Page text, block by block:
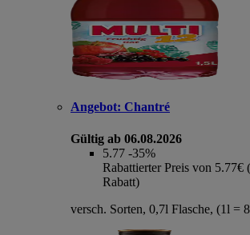
Angebot: Chantré
Gültig ab 06.08.2026
5.77 -35%
Rabattierter Preis von 5.77€
Rabatt)
versch. Sorten, 0,7l Flasche, (1l =